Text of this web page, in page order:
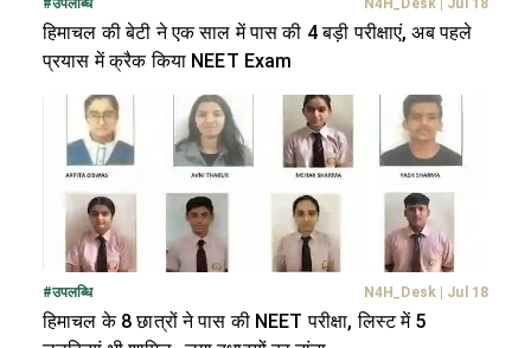
#उपलब्धि N4H_Desk| Jul 18
हिमाचल की बेटी ने एक साल में पास की 4 बड़ी परीक्षाएं, अब पहले
प्रयास में क्रैक किया NEET Exam
#उपलब्धि N4H_Desk| Jul 18
हिमाचल के 8 छात्रों ने पास की NEET परीक्षा, लिस्ट में 5